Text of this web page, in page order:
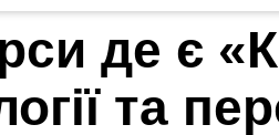
де є
та